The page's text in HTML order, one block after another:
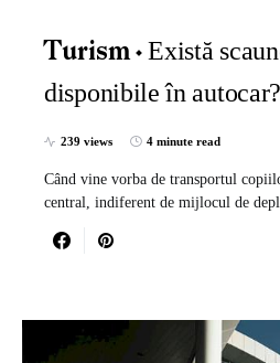
Turism
Există
disponibile în autocar?
239 views 4 minute read
Când vine vorba de transportul
central, indiferent de mijlocul de